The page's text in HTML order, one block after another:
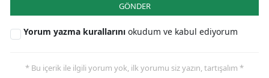
GÖNDER
Yorum yazma kurallarını okudum ve kabul ediyorum
* Bu içerik ile ilgili yorum yok, ilk yorumu siz yazın, tartışalım *